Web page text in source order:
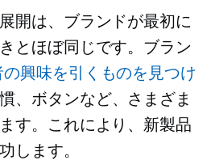
開は、ブランドが最初に
とほぼ同じです。ブラン
興味を引くものを見つけ
、ボタンなど、さまざま
す。これにより、新製品
します。